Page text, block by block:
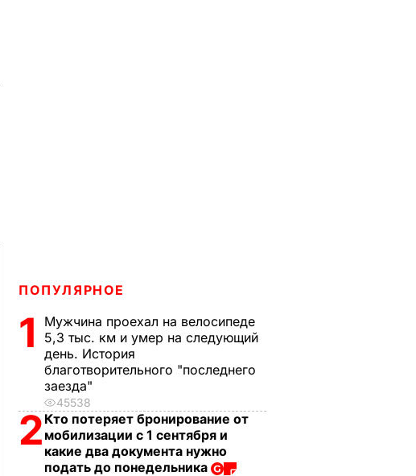
ПОПУЛЯРНОЕ
1
Мужчина проехал на велосипеде
5,3 тыс. км и умер на следующий
день. История
благотворительного "последнего
заезда"
45538
2 Кто потеряет бронирование от
мобилизации с 1 сентября и
какие два документа нужно
подать до понедельника